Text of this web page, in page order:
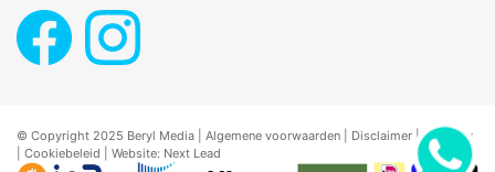
© Copyright 2025 Beryl Media | Algemene voorwaarden Disclaimer | |Privacy
Cookiebeleid | Website: Next Lead